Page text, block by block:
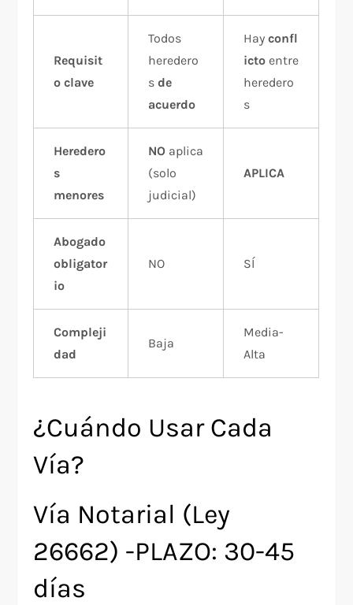
Requisit
o clave
Todos
heredero
sde
acuerdo
Hayconfl
icto entre
heredero
s
Heredero
s
menores
NO aplica
(solo
judicial)
APLICA
Abogado
obligator
io
NO SÍ
Compleji
dad
Baja
Media-
Alta
¿Cuándo Usar Cada
Vía?
Vía Notarial (Ley
26662) -PLAZO: 30-45
días